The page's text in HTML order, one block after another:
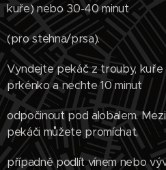
kuře) nebo 30-40 minut
(pro stehna/prsa).
Vyndejte pekáč z trouby,
prkénko a nechte 10 minut
odpočinout pod alobalem.
pekáči můžete promíchat,
případně podlít vínem nebo